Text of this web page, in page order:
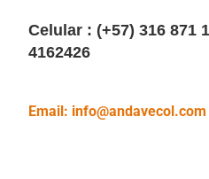
Celular : (+57) 316 871
4162426
Email: info@andavecol.com